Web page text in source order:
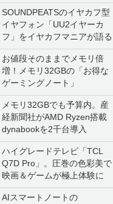
SOUNDPEATSのイヤカフ型
イヤフォン「UU2イヤーカ
フ」をイヤカフマニアが語る
お値段そのままでメモリ倍
増！メモリ32GBの「お得な
ゲーミングノート」
メモリ32GBでも予算内。産
経新聞社がAMD Ryzen搭載
dynabookを2千台導入
ハイグレードテレビ「TCL
Q7D Pro」。圧巻の色彩美で
映画＆ゲームが極上体験に
AIスマートノートの